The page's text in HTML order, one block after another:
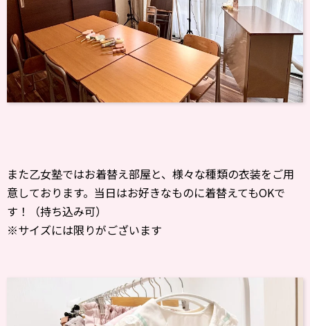
また乙女塾ではお着替え部屋と、様々な種類の衣装をご用
意しております。当日はお好きなものに着替えてもOKで
す！（持ち込み可）
※サイズには限りがございます